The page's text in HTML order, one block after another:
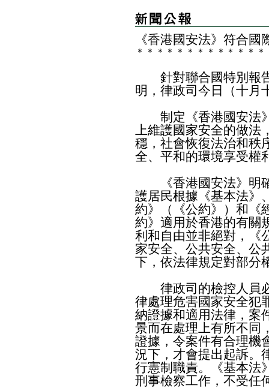
《香港國安法》符合
＊ ＊ ＊ ＊ ＊ ＊ ＊ ＊ ＊ ＊ ＊ ＊ ＊
針對聯合國特別報告
明，律政司今日（十月
制定《香港國安法》
上維護國家安全的做
穩，社會恢復法治和秩
全、平和的環境享受權
《香港國安法》明確
護居民根據《基本法》
約》（《公約》）和《
約》適用於香港的有關
利和自由並非絕對，《
家安全、公共安全、公
下，依法律規定對部分
律政司的檢控人員必
律處理危害國家安全犯
納證據和適用法律，案
景而在處理上有所不同
證據，令案件有合理機
況下，才會提出起訴。
行憲制職責。《基本法
刑事檢察工作，不受任